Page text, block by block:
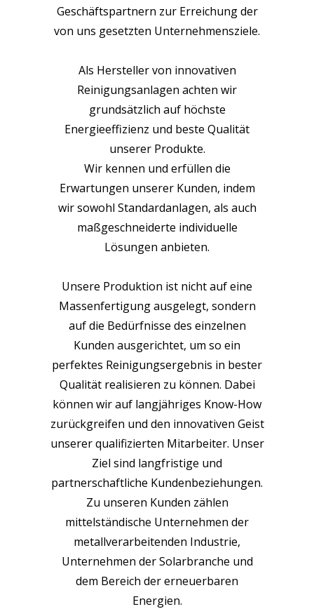
Geschäftspartnern zur Erreichung der
von uns gesetzten Unternehmensziele.
Als Hersteller von innovativen
Reinigungsanlagen achten wir
grundsätzlich auf höchste
Energieeffizienz und beste Qualität
unserer Produkte.
Wir kennen und erfüllen die
Erwartungen unserer Kunden, indem
wir sowohl Standardanlagen, als auch
maßgeschneiderte individuelle
Lösungen anbieten.
Unsere Produktion ist nicht auf eine
Massenfertigung ausgelegt, sondern
auf die Bedürfnisse des einzelnen
Kunden ausgerichtet, um so ein
perfektes Reinigungsergebnis in bester
Qualität realisieren zu können. Dabei
können wir auf langjähriges Know-How
zurückgreifen und den innovativen Geist
unserer qualifizierten Mitarbeiter. Unser
Ziel sind langfristige und
partnerschaftliche Kundenbeziehungen.
Zu unseren Kunden zählen
mittelständische Unternehmen der
metallverarbeitenden Industrie,
Unternehmen der Solarbranche und
dem Bereich der erneuerbaren
Energien.